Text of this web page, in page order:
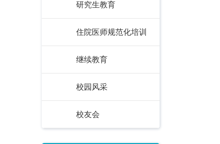
研究生教育
住院医师规范化培训
继续教育
校园风采
校友会